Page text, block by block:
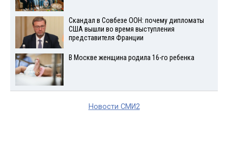
Скандал в Совбезе ООН: почему дипломаты
США вышли во время выступления
представителя Франции
В Москве женщина родила 16-го ребенка
Новости СМИ2